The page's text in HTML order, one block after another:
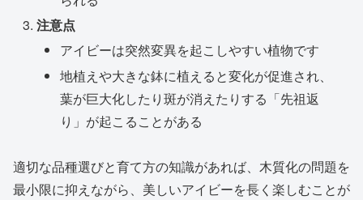
注意点
アイビーは突然変異を起こしやすい植物です
地植えや大きな鉢に植えると変化が促進され、
葉が巨大化したり斑が消えたりする「先祖返
り」が起こることがある
適切な品種選びと育て方の知識があれば、木質化の問題を
最小限に抑えながら、美しいアイビーを長く楽しむことが